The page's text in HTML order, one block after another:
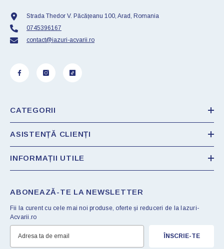
Strada Thedor V. Păcățeanu 100, Arad, Romania
0745396167
contact@iazuri-acvarii.ro
CATEGORII
ASISTENȚĂ CLIENȚI
INFORMAȚII UTILE
ABONEAZĂ-TE LA NEWSLETTER
Fii la curent cu cele mai noi produse, oferte și reduceri de la Iazuri-
Acvarii.ro
ÎNSCRIE-TE